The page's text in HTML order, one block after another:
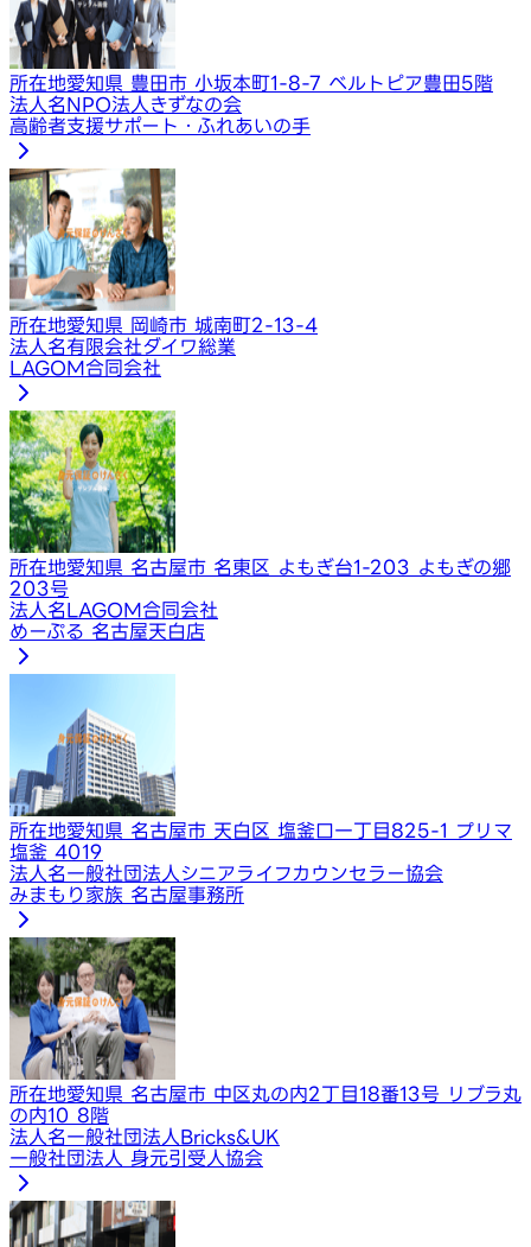
所在地愛知県 豊田市 小坂本町1-8-7 ベルトピア豊田5階
法人名NPO法人きずなの会
高齢者支援サポート・ふれあいの手
所在地愛知県 岡崎市 城南町2-13-4
法人名有限会社ダイワ総業
LAGOM合同会社
所在地愛知県 名古屋市 名東区 よもぎ台1-203 よもぎの郷
203号
法人名LAGOM合同会社
めーぷる 名古屋天白店
所在地愛知県 名古屋市 天白区 塩釜口一丁目825-1 プリマ
塩釜 4019
法人名一般社団法人シニアライフカウンセラー協会
みまもり家族 名古屋事務所
所在地愛知県 名古屋市 中区丸の内2丁目18番13号 リブラ丸
の内10 8階
法人名一般社団法人Bricks&UK
一般社団法人 身元引受人協会